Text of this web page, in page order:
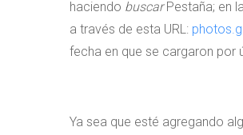
haciendo buscarPestaña; en
a través de esta URL:
fecha en que se cargaron por
Ya sea que esté agregando